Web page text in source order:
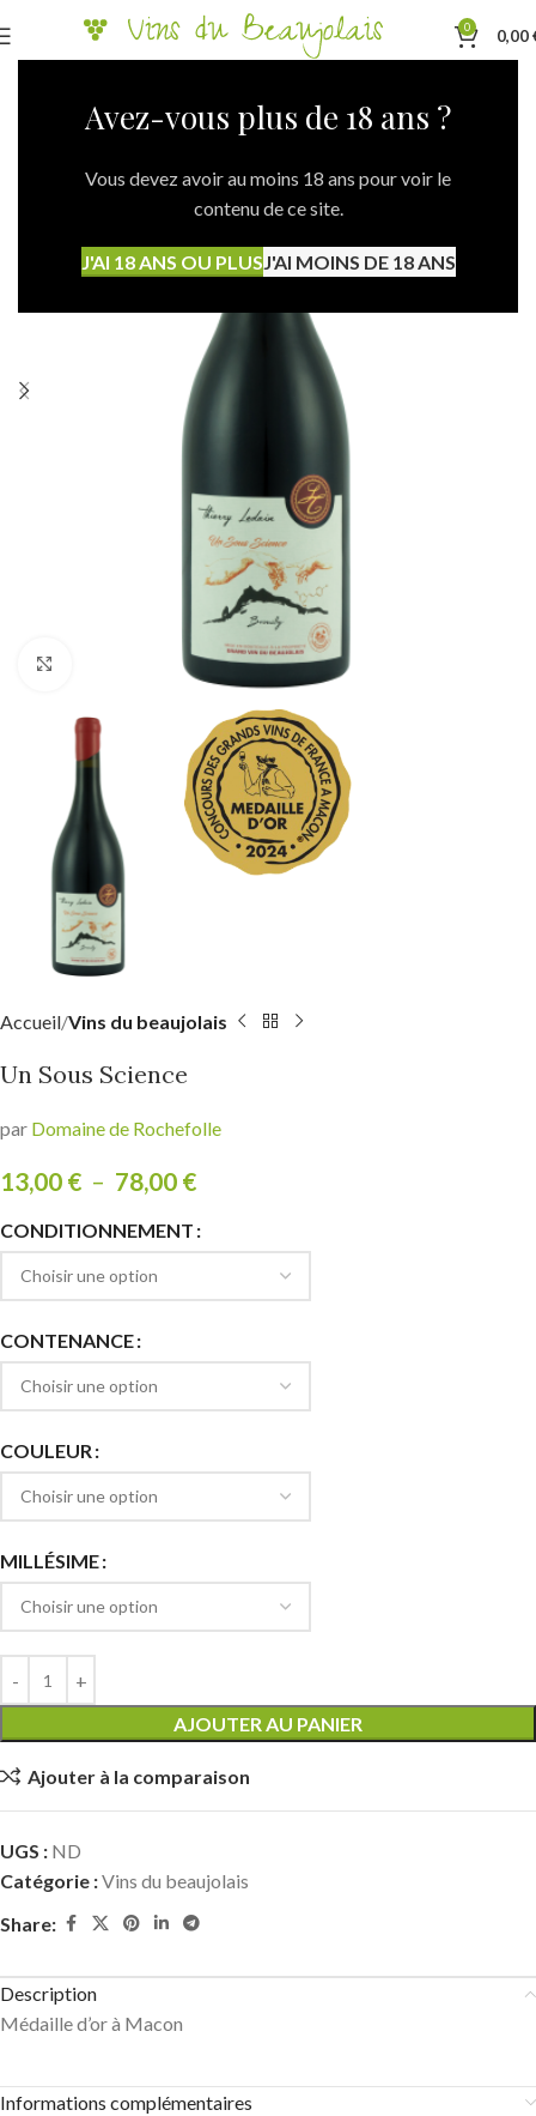
Avez-vous plus de 18 ans ?
Vous devez avoir au moins 18 ans pour voir le
contenu de ce site.
J'AI 18 ANS OU PLUSJ'AI MOINS DE 18 ANS
0 0,00
Click to enlarge
Accueil Vins du beaujolais
Un Sous Science
par Domaine de Rochefolle
13,00 € – 78,00 €
CONDITIONNEMENT
CONTENANCE
COULEUR
MILLÉSIME
AJOUTER AU PANIER
Ajouter à la comparaison
UGS : ND
Catégorie :Vins du beaujolais
Share:
Description
Médaille d’or à Macon
Informations complémentaires